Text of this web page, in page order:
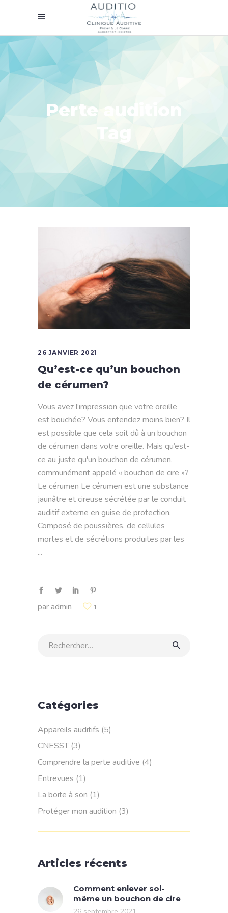
Perte audition
26 JANVIER 2021
Qu’est-ce qu’un bouchon
de cérumen?
Vous avez l’impression que votre oreille
est bouchée? Vous entendez moins bien? Il
est possible que cela soit dû à un bouchon
de cérumen dans votre oreille. Mais qu’est-
ce au juste qu'un bouchon de cérumen,
communément appelé « bouchon de cire »?
Le cérumen Le cérumen est une substance
jaunâtre et cireuse sécrétée par le conduit
auditif externe en guise de protection.
Composé de poussières, de cellules
mortes et de sécrétions produites par les
paradmin 1
Rechercher:
Catégories
Appareils auditifs (5)
CNESST (3)
Comprendre la perte auditive (4)
Entrevues (1)
La boite à son (1)
Protéger mon audition (3)
Articles récents
Comment enlever soi-
même un bouchon de cire